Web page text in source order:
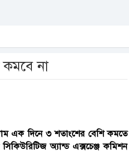
কমবে না
এক দিনে ৩ শতাংশের বেশি কমতে
অ্যান্ড এক্সচেঞ্জ কমিশন